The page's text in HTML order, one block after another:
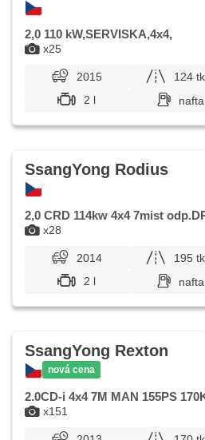
x25
2,0 110 kW,SERVISKA,4x4,
2015 124
2 l
nafta
x28
SsangYong Rodius
2,0 CRD 114kw 4x4 7mist
2014 195
2 l
nafta
x151
SsangYong Rexton
nová cena
2.0CD-i 4x4 7M MAN 155PS